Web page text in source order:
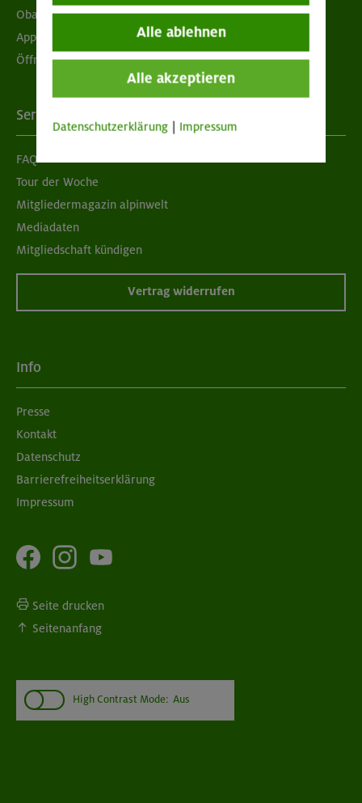
Obacht geben!
App "Mein DAV+"
Öffnungszeiten
Services
FAQ
Tour der Woche
Mitgliedermagazin alpinwelt
Mediadaten
Mitgliedschaft kündigen
Vertrag widerrufen
Info
Presse
Kontakt
Datenschutz
Barrierefreiheitserklärung
Impressum
Seite drucken
Seitenanfang
High Contrast Mode: Aus
Alle ablehnen
Alle akzeptieren
Datenschutzerklärung Impressum